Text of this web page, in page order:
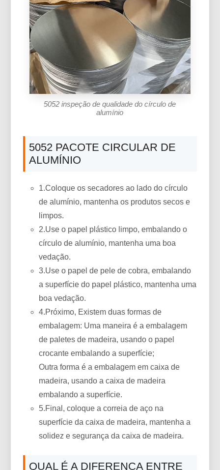
5052 inspeção de qualidade do círculo de
alumínio
5052 PACOTE CIRCULAR DE
ALUMÍNIO
1.Coloque os secadores ao lado do círculo
de alumínio, mantenha os produtos secos e
limpos.
2.Use o papel plástico limpo, embalando o
círculo de alumínio, mantenha uma boa
vedação.
3.Use o papel de pele de cobra, embalando
a superfície do papel plástico, mantenha uma
boa vedação.
4.Próximo, Existem duas formas de
embalagem: Uma maneira é a embalagem
de paletes de madeira, usando o papel
crocante embalando a superfície;
Outra forma é a embalagem em caixa de
madeira, usando a caixa de madeira
embalando a superfície.
5.Final, coloque a correia de aço na
superfície da caixa de madeira, mantenha a
solidez e segurança da caixa de madeira.
QUAL É A DIFERENÇA ENTRE